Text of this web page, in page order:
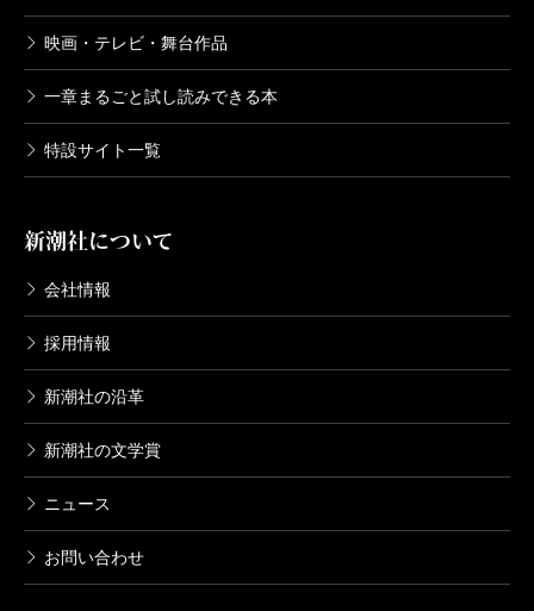
映画・テレビ・舞台作品
一章まるごと試し読みできる本
特設サイト一覧
新潮社について
会社情報
採用情報
新潮社の沿革
新潮社の文学賞
ニュース
お問い合わせ